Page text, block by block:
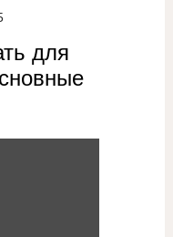
для